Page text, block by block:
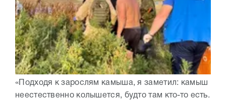
«Подходя к зарослям камыша, я заметил: камыш
неестественно колышется, будто там кто-то есть.